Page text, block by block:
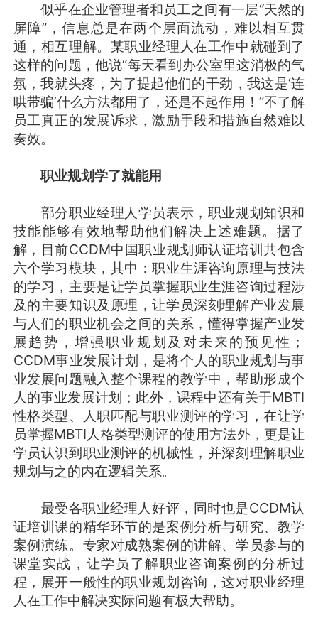
似乎在企业管理者和员工之间有一层“天然的
屏障”，信息总是在两个层面流动，难以相互贯
通，相互理解。某职业经理人在工作中就碰到了
这样的问题，他说“每天看到办公室里这消极的气
氛，我就头疼，为了提起他们的干劲，我这是‘连
哄带骗’什么方法都用了，还是不起作用！”不了解
员工真正的发展诉求，激励手段和措施自然难以
奏效。
职业规划学了就能用
部分职业经理人学员表示，职业规划知识和
技能能够有效地帮助他们解决上述难题。据了
解，目前CCDM中国职业规划师认证培训共包含
六个学习模块，其中：职业生涯咨询原理与技法
的学习，主要是让学员掌握职业生涯咨询过程涉
及的主要知识及原理，让学员深刻理解产业发展
与人们的职业机会之间的关系，懂得掌握产业发
展趋势，增强职业规划及对未来的预见性；
CCDM事业发展计划，是将个人的职业规划与事
业发展问题融入整个课程的教学中，帮助形成个
人的事业发展计划；此外，课程中还有关于MBTI
性格类型、人职匹配与职业测评的学习，在让学
员掌握MBTI人格类型测评的使用方法外，更是让
学员认识到职业测评的机械性，并深刻理解职业
规划与之的内在逻辑关系。
最受各职业经理人好评，同时也是CCDM认
证培训课的精华环节的是案例分析与研究、教学
案例演练。专家对成熟案例的讲解、学员参与的
课堂实战，让学员了解职业咨询案例的分析过
程，展开一般性的职业规划咨询，这对职业经理
人在工作中解决实际问题有极大帮助。